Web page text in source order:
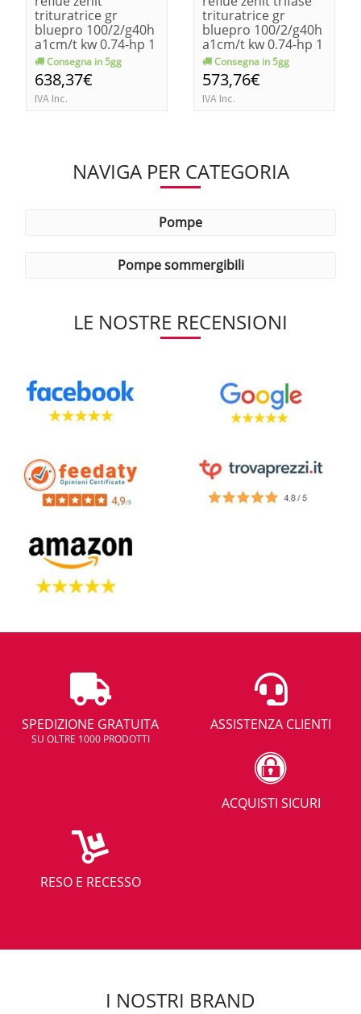
trituratrice gr
bluepro 100/2/g40h
a1cm/t kw 0.74-hp 1
Consegna in 5gg
638,37€
IVA Inc.
trituratrice gr
bluepro 100/2/g40h
a1cm/t kw 0.74-hp 1
Consegna in 5gg
573,76€
IVA Inc.
NAVIGA PER CATEGORIA
pompe
pompe sommergibili
LE NOSTRE RECENSIONI
SPEDIZIONE GRATUITA
SU OLTRE 1000 PRODOTTI
ASSISTENZA CLIENTI
ACQUISTI SICURI
RESO E RECESSO
I NOSTRI BRAND